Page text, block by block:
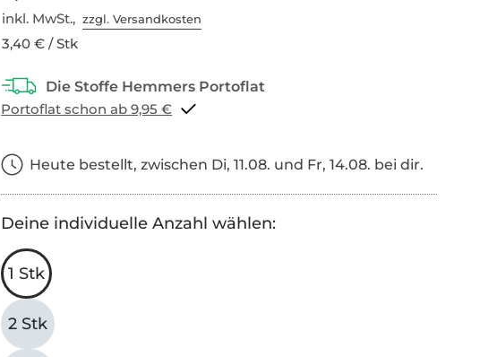
inkl. MwSt.,zzgl. Versandkosten
3,40 € / Stk
Portoflat schon ab 9,95 €
Heute bestellt, zwischen Di, 11.08. und Fr, 14.08. bei dir.
Deine individuelle Anzahl wählen:
1 Stk
2 Stk